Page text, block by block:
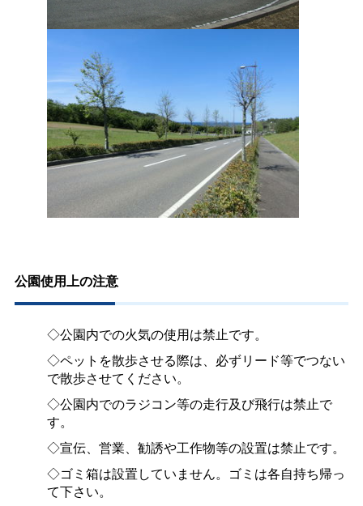
公園使用上の注意
◇公園内での火気の使用は禁止です。
◇ペットを散歩させる際は、必ずリード等でつない
で散歩させてください。
◇公園内でのラジコン等の走行及び飛行は禁止で
す。
◇宣伝、営業、勧誘や工作物等の設置は禁止です。
◇ゴミ箱は設置していません。ゴミは各自持ち帰っ
て下さい。